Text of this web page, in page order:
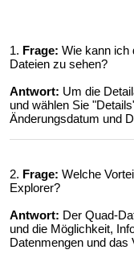
1. Frage: Wie kann ich
Dateien zu sehen?
Antwort: Um die
und wählen Sie
Änderungsdatum und
2. Frage: Welche
Explorer?
Antwort: Der Quad-
und die Möglichkeit,
Datenmengen und